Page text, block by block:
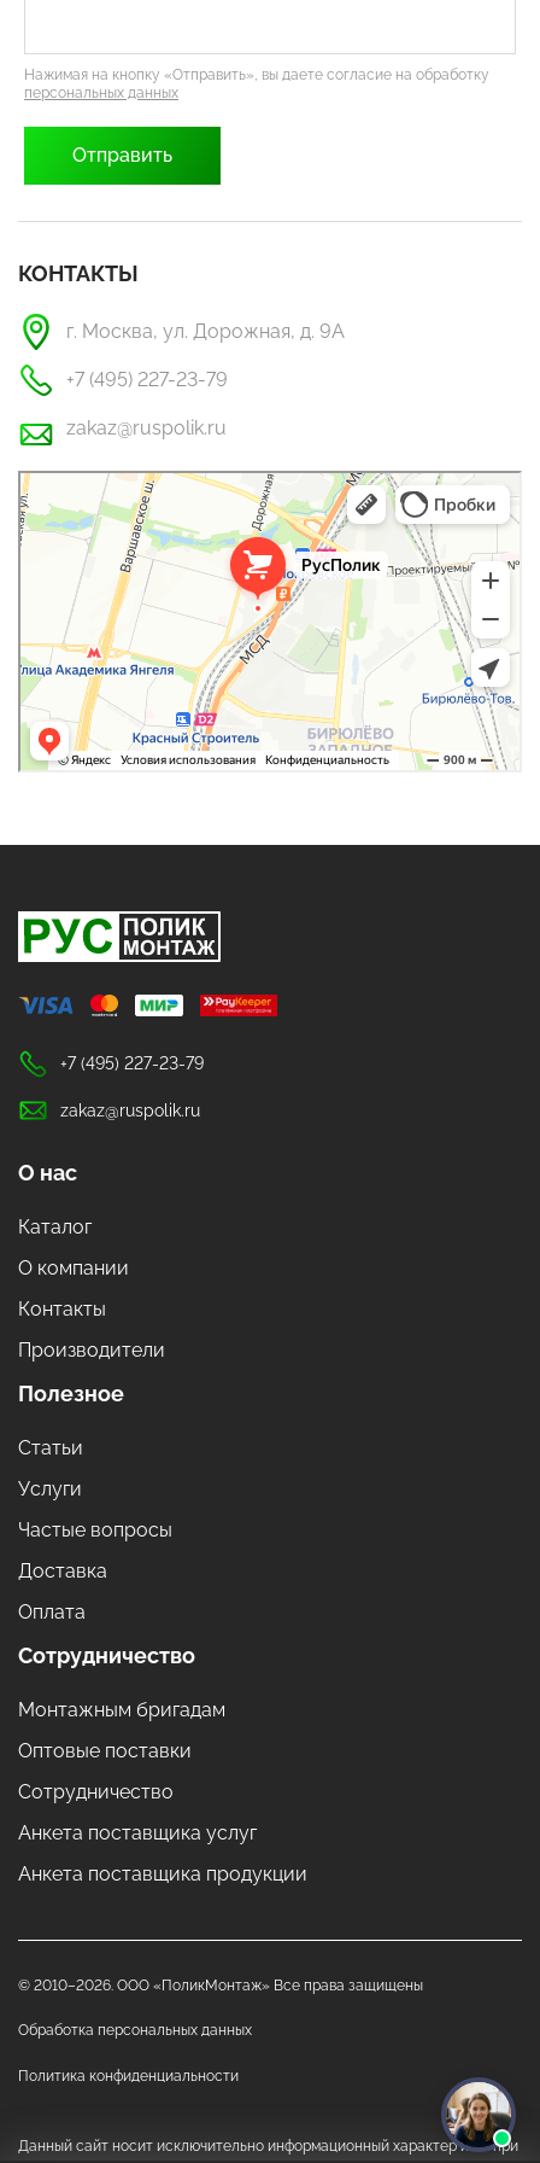
Нажимая на кнопку «Отправить», вы даете согласие на обработку
персональных данных
КОНТАКТЫ
г. Москва, ул. Дорожная, д. 9А
+7 (495) 227-23-79
zakaz@ruspolik.ru
РусПолик
Оргстекло, поликарбонат в Москве
Строительные и отделочные работы в Москве
+7 (495) 227-23-79
zakaz@ruspolik.ru
О нас
Каталог
О компании
Контакты
Производители
Полезное
Статьи
Услуги
Частые вопросы
Доставка
Оплата
Сотрудничество
Монтажным бригадам
Оптовые поставки
Сотрудничество
Анкета поставщика услуг
Анкета поставщика продукции
© 2010–2026. ООО «ПоликМонтаж» Все права защищены
Обработка персональных данных
Политика конфиденциальности
Данный сайт носит исключительно информационный характер и ни при